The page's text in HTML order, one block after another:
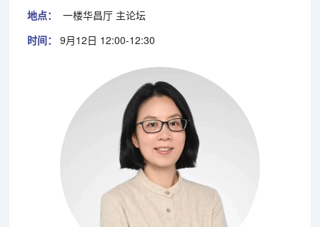
地点：
一楼华昌厅 主论坛
时间：
9月12日 12:00-12:30